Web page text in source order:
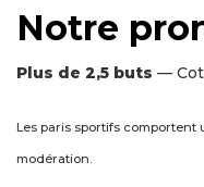
Notre
Plus de 2,5 buts —
Les paris sportifs comportent
modération.